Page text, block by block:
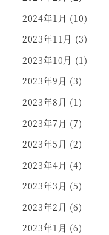
2024年1月 (10)
2023年11月 (3)
2023年10月 (1)
2023年9月 (3)
2023年8月 (1)
2023年7月 (7)
2023年5月 (2)
2023年4月 (4)
2023年3月 (5)
2023年2月 (6)
2023年1月 (6)